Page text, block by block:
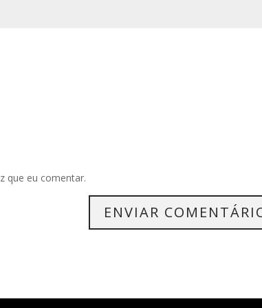
que eu comentar.